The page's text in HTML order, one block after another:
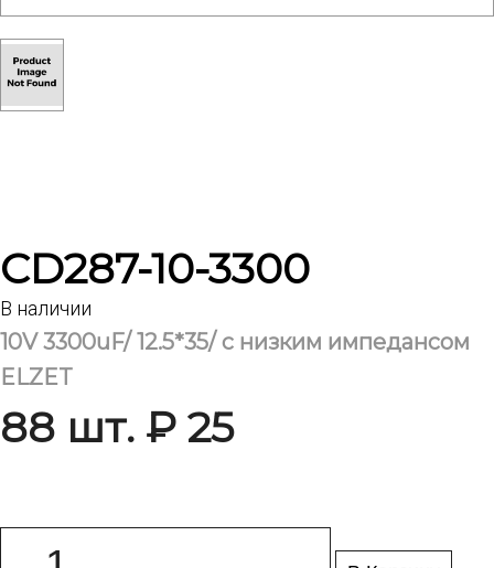
CD287-10-3300
В наличии
10V 3300uF/ 12.5*35/ с низким импедансом
ELZET
88 шт. ₽ 25